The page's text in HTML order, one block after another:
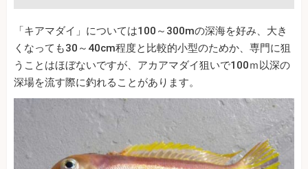
「キアマダイ」については100～300mの深海を好み、大き
くなっても30～40cm程度と比較的小型のためか、専門に狙
うことはほぼないですが、アカアマダイ狙いで100ｍ以深の
深場を流す際に釣れることがあります。